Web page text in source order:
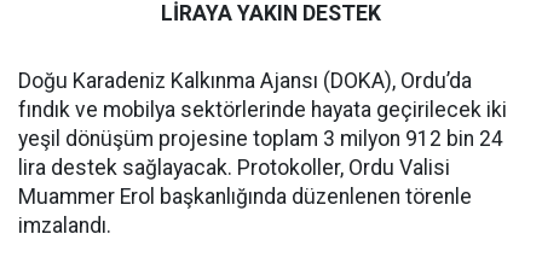
LİRAYA YAKIN DESTEK
Doğu Karadeniz Kalkınma Ajansı (DOKA), Ordu’da
fındık ve mobilya sektörlerinde hayata geçirilecek iki
yeşil dönüşüm projesine toplam 3 milyon 912 bin 24
lira destek sağlayacak. Protokoller, Ordu Valisi
Muammer Erol başkanlığında düzenlenen törenle
imzalandı.